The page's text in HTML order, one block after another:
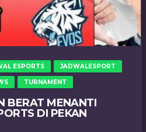
ESPORTS JADWALESPORT
TURNAMENT
BERAT MENANTI
DI PEKAN